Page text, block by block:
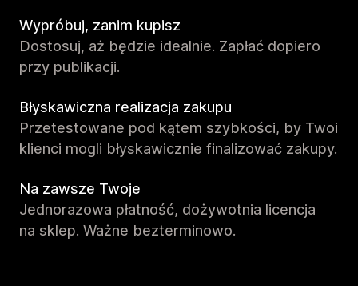
Wypróbuj, zanim kupisz
Dostosuj, aż będzie idealnie. Zapłać dopiero
przy publikacji.
Błyskawiczna realizacja zakupu
Przetestowane pod kątem szybkości, by Twoi
klienci mogli błyskawicznie finalizować zakupy.
Na zawsze Twoje
Jednorazowa płatność, dożywotnia licencja
na sklep. Ważne bezterminowo.